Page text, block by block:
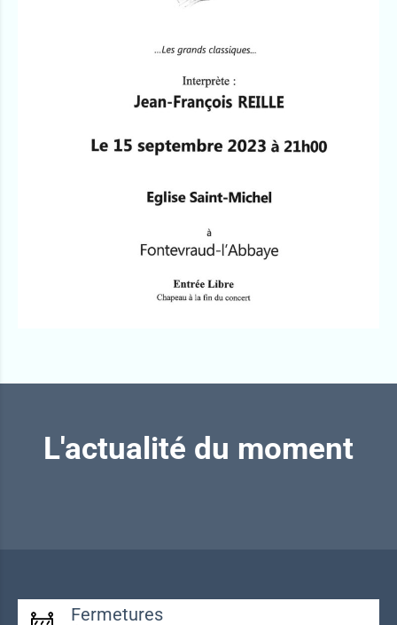
L'actualité du moment
Fermetures